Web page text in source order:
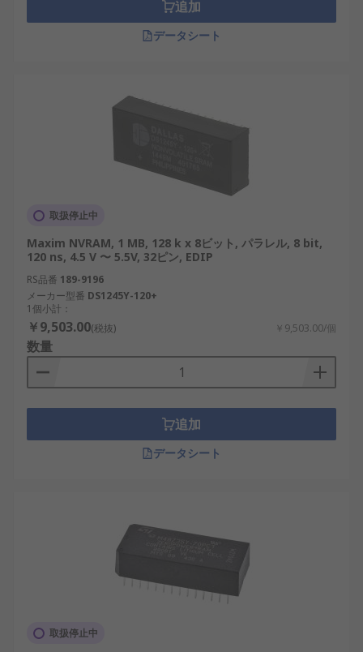
追加
データシート
取扱停止中
Maxim NVRAM, 1 MB, 128 k x 8ビット, パラレル, 8 bit,
120 ns, 4.5 V 〜 5.5V, 32ピン, EDIP
RS品番 189-9196
メーカー型番 DS1245Y-120+
1個小計：
￥9,503.00(税抜) ￥9,503.00/個
数量
追加
データシート
取扱停止中